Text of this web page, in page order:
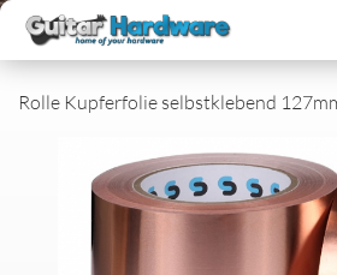
Rolle Kupferfolie selbstklebend